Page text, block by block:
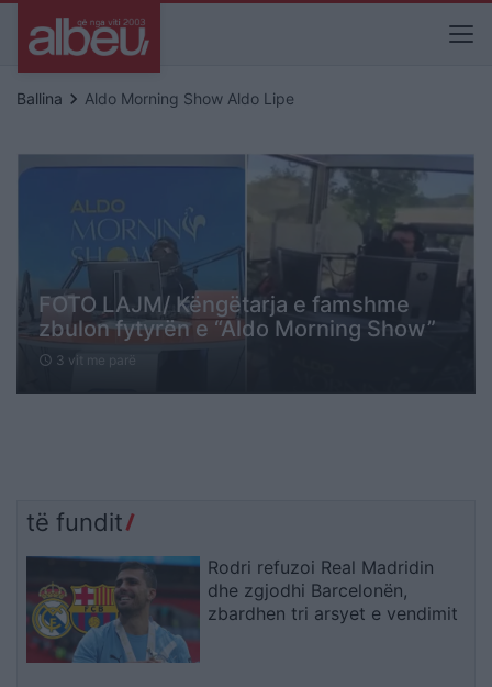
Ballina keyboard_arrow_right Aldo Morning Show Aldo Lipe
FOTO LAJM/ Këngëtarja e famshme
zbulon fytyrën e “Aldo Morning Show”
schedule 3 vit me parë
të fundit
Rodri refuzoi Real Madridin
dhe zgjodhi Barcelonën,
zbardhen tri arsyet e vendimit